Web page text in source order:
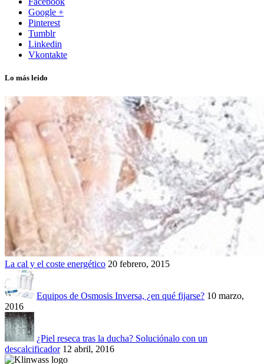
Google +
Pinterest
Tumblr
Linkedin
Vkontakte
Lo más leido
La cal y el coste energético 20 febrero, 2015
Equipos de Osmosis Inversa, ¿en qué fijarse? 10 marzo,
2016
¿Piel reseca tras la ducha? Soluciónalo con un
descalcificador 12 abril, 2016